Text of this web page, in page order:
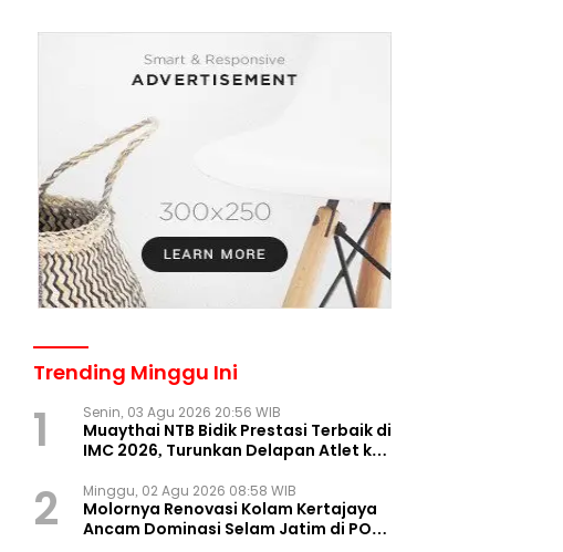
Trending Minggu Ini
1 Senin, 03 Agu 2026 20:56 WIB
Muaythai NTB Bidik Prestasi Terbaik di
IMC 2026, Turunkan Delapan Atlet ke
2 Minggu, 02 Agu 2026 08:58 WIB
Molornya Renovasi Kolam Kertajaya
Ancam Dominasi Selam Jatim di PON